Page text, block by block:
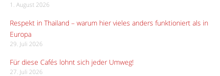
1. August 2026
Respekt in Thailand – warum hier vieles anders funktioniert als in
Europa
29. Juli 2026
Für diese Cafés lohnt sich jeder Umweg!
27. Juli 2026